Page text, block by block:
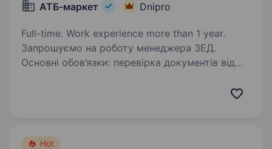
АТБ-маркет Dnipro
Full-time. Work experience more than 1 year.
Запрошуємо на роботу менеджера ЗЕД.
Основні обов’язки: перевірка документів від
Hot